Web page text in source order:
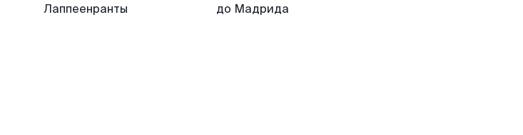
Лаппеенранты
до Мадрида